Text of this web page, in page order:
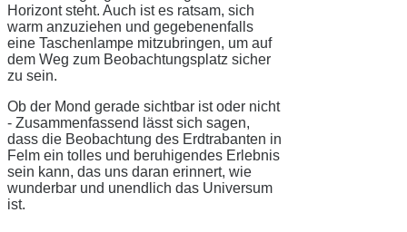
Horizont steht. Auch ist es ratsam, sich
warm anzuziehen und gegebenenfalls
eine Taschenlampe mitzubringen, um auf
dem Weg zum Beobachtungsplatz sicher
zu sein.
Ob der Mond gerade sichtbar ist oder nicht
- Zusammenfassend lässt sich sagen,
dass die Beobachtung des Erdtrabanten in
Felm ein tolles und beruhigendes Erlebnis
sein kann, das uns daran erinnert, wie
wunderbar und unendlich das Universum
ist.